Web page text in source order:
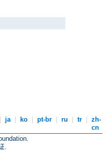
ja ko pt-br ru tr
zh-
cn
.